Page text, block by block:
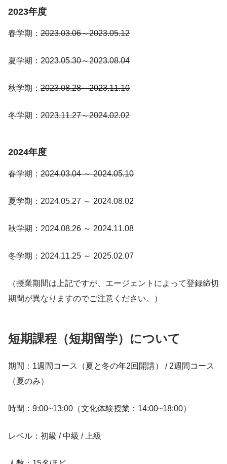
2023年度
春学期： 2023.03.06～2023.05.12
夏学期： 2023.05.30～2023.08.04
秋学期： 2023.08.28～2023.11.10
冬学期： 2023.11.27～2024.02.02
2024年度
春学期： 2024.03.04 ～ 2024.05.10
夏学期：2024.05.27 ～ 2024.08.02
秋学期：2024.08.26 ～ 2024.11.08
冬学期：2024.11.25 ～ 2025.02.07
（授業期間は上記ですが、エージェントによって登録締切
期間が異なりますのでご注意ください。）
短期課程（短期留学）について
期間：1週間コース（夏と冬の年2回開講） / 2週間コース
（夏のみ）
時間：9:00~13:00（文化体験授業：14:00~18:00）
レベル：初級 / 中級 / 上級